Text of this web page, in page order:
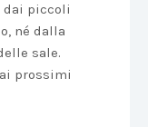
dai piccoli
né dalla
sale.
prossimi